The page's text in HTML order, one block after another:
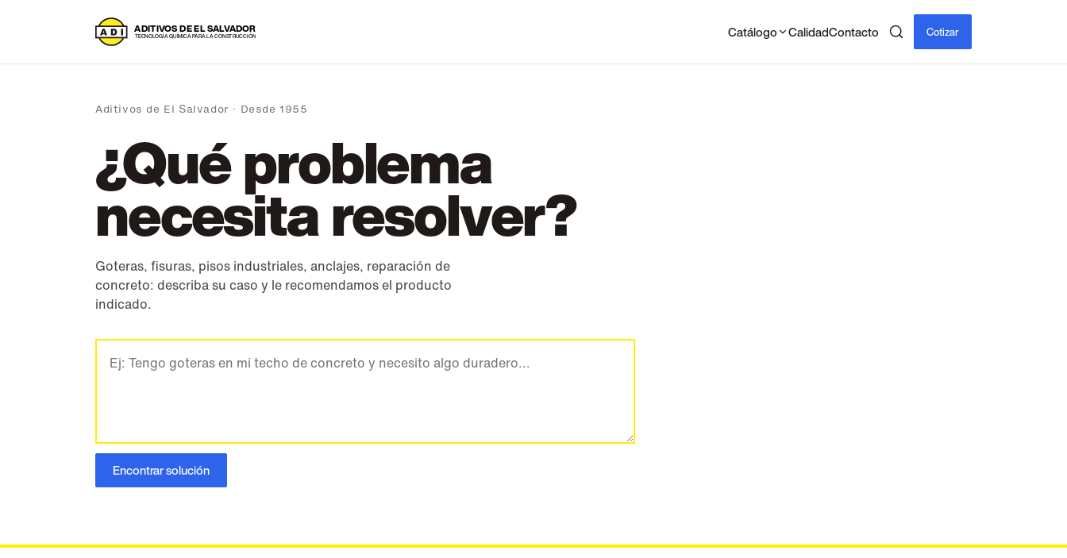
A DITIVOS DE EL SALVADOR
T ECNOLOGÍA QUÍMICA PARA LA CONSTRUCCIÓN Catálogo CalidadContacto Cotizar
Aditivos de El Salvador · Desde 1955
¿Qué problema
necesita resolver?
Goteras, fisuras, pisos industriales, anclajes, reparación de
concreto: describa su caso y le recomendamos el producto
indicado.
Encontrar solución